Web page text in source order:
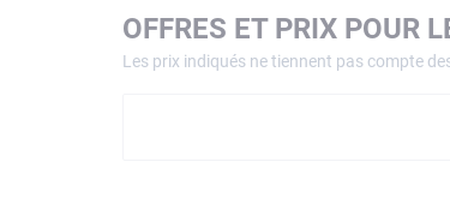
OFFRES ET PRIX POUR
Les prix indiqués ne tiennent pas compte